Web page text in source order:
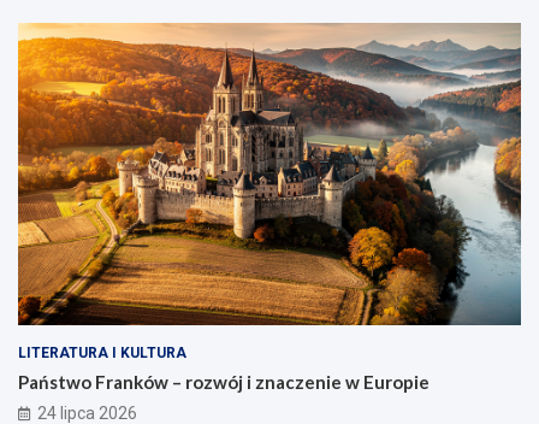
LITERATURA I KULTURA
Państwo Franków – rozwój i znaczenie w Europie
24 lipca 2026